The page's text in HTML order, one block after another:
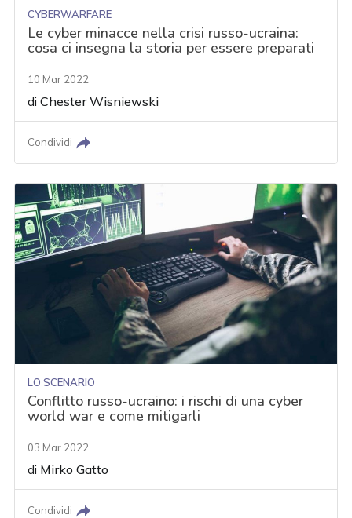
CYBERWARFARE
Le cyber minacce nella crisi russo-ucraina:
cosa ci insegna la storia per essere preparati
10 Mar 2022
diChester Wisniewski
Condividi
LO SCENARIO
Conflitto russo-ucraino: i rischi di una cyber
world war e come mitigarli
03 Mar 2022
di Mirko Gatto
Condividi